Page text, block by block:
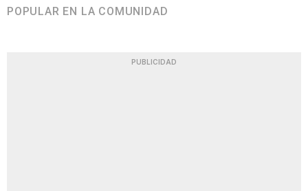
POPULAR EN LA COMUNIDAD
PUBLICIDAD